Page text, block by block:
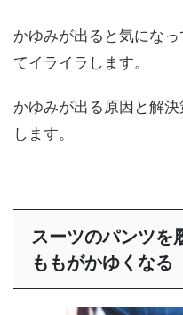
かゆみが出ると気にな
てイライラします。
かゆみが出る原因と解
します。
スーツのパンツを
ももがかゆくなる